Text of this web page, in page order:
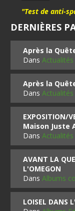
"Test de anti-
DERNIÈRES
Après la
Dans
Après la
Dans
EXPOSITION/
Maison Juste
Dans
AVANT LA
L'OMEGON
DansAlbums
LOISEL DANS